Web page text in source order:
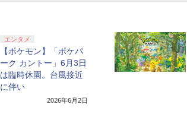
エンタメ
【ポケモン】「ポケパ
ーク カントー」6月3日
は臨時休園。台風接近
に伴い
2026年6月2日